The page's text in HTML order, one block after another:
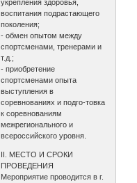
укрепления здоровья,
воспитания подрастающего
поколения;
- обмен опытом между
спортсменами, тренерами и
т.д.;
- приобретение
спортсменами опыта
выступления в
соревнованиях и подго-товка
к соревнованиям
межрегионального и
всероссийского уровня.
II. МЕСТО И СРОКИ
ПРОВЕДЕНИЯ
Мероприятие проводится в г.